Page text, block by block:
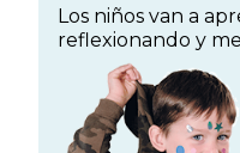
Los niños van a
reflexionando y